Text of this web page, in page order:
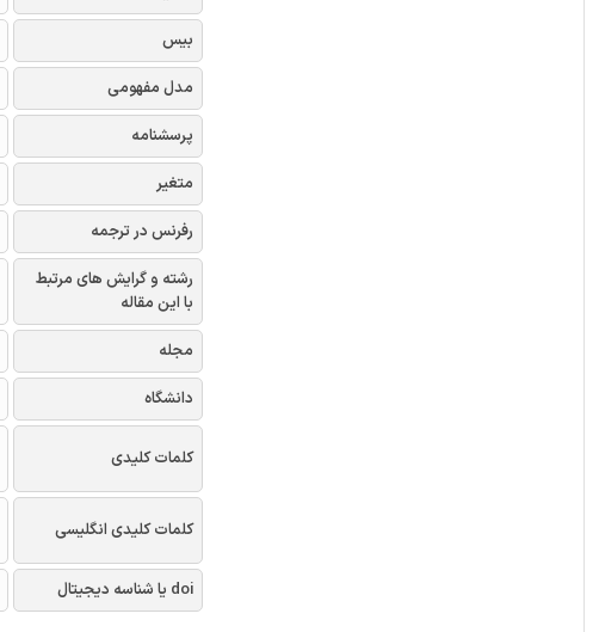
بیس
مدل مفهومی
پرسشنامه
متغیر
رفرنس در ترجمه
رشته و گرایش های مرتبط
با این مقاله
مجله
دانشگاه
کلمات کلیدی
کلمات کلیدی انگلیسی
doi یا شناسه دیجیتال